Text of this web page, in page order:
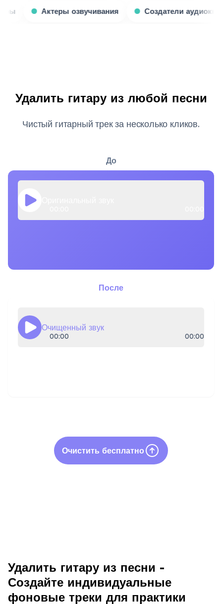
Игровые стримеры Актеры озвучивания
Удалить гитару из любой песни
Чистый гитарный трек за несколько кликов.
До
После
Очищенный звук
00:00 00:00
Очистить бесплатно
Удалить гитару из песни -
Создайте индивидуальные
фоновые треки для практики